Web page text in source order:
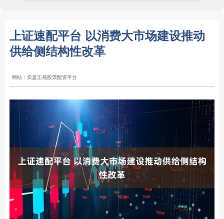
上证速配平台 以消费大市场建设推动
供给侧结构性改革
网站：实盘正规股票配资平台